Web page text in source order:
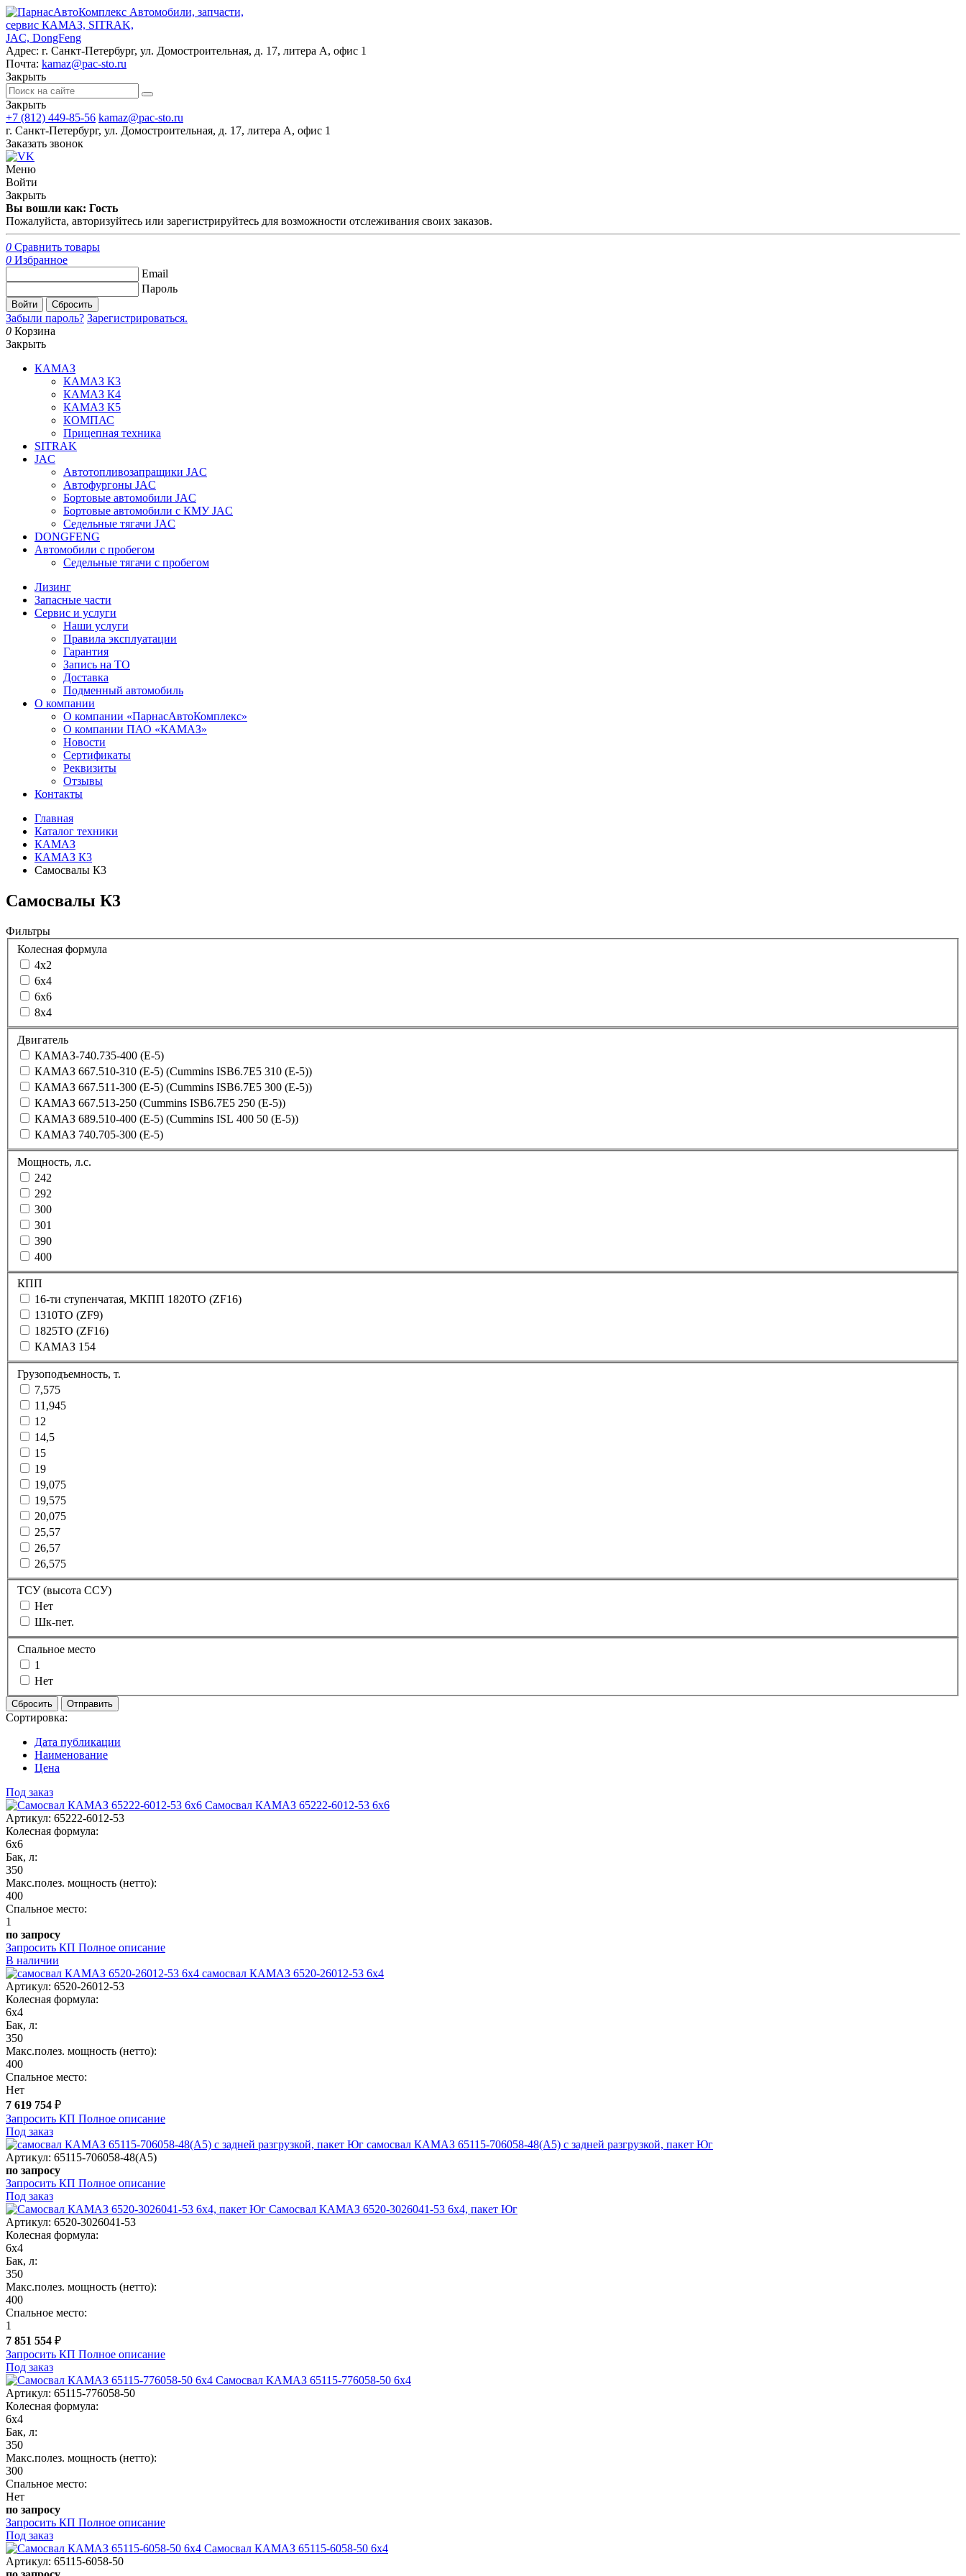
Автомобили, запчасти,
сервис КАМАЗ, SITRAK,
JAC, DongFeng
Адрес: г. Санкт-Петербург, ул. Домостроительная, д. 17, литера А, офис 1
Почта: kamaz@pac-sto.ru
Закрыть
Закрыть
+7 (812) 449-85-56 kamaz@pac-sto.ru
г. Санкт-Петербург, ул. Домостроительная, д. 17, литера А, офис 1
Заказать звонок
Меню
Войти
Закрыть
Вы вошли как: Гость
Пожалуйста, авторизуйтесь или зарегистрируйтесь для возможности отслеживания своих заказов.
0 Сравнить товары
0 Избранное
Email
Пароль
Войти Сбросить
Забыли пароль? Зарегистрироваться.
0 Корзина
Закрыть
КАМАЗ
КАМАЗ К3
КАМАЗ К4
КАМАЗ К5
КОМПАС
Прицепная техника
SITRAK
JAC
Автотопливозапращики JAC
Автофургоны JAC
Бортовые автомобили JAC
Бортовые автомобили с КМУ JAC
Седельные тягачи JAC
DONGFENG
Автомобили с пробегом
Седельные тягачи с пробегом
Лизинг
Запасные части
Сервис и услуги
Наши услуги
Правила эксплуатации
Гарантия
Запись на ТО
Доставка
Подменный автомобиль
О компании
О компании «ПарнасАвтоКомплекс»
О компании ПАО «КАМАЗ»
Новости
Сертификаты
Реквизиты
Отзывы
Контакты
Главная
Каталог техники
КАМАЗ
КАМАЗ К3
Самосвалы К3
Самосвалы К3
Фильтры
Колесная формула
4х2
6х4
6х6
8х4
Двигатель
КАМАЗ-740.735-400 (E-5)
КАМАЗ 667.510-310 (Е-5) (Cummins ISB6.7E5 310 (Е-5))
КАМАЗ 667.511-300 (Е-5) (Cummins ISB6.7E5 300 (Е-5))
КАМАЗ 667.513-250 (Сummins ISB6.7E5 250 (Е-5))
КАМАЗ 689.510-400 (Е-5) (Cummins ISL 400 50 (Е-5))
КАМАЗ 740.705-300 (Е-5)
Мощность, л.с.
242
292
300
301
390
400
КПП
16-ти ступенчатая, МКПП 1820ТО (ZF16)
1310ТО (ZF9)
1825ТО (ZF16)
КАМАЗ 154
Грузоподъемность, т.
7,575
11,945
12
14,5
15
19
19,075
19,575
20,075
25,57
26,57
26,575
ТСУ (высота ССУ)
Нет
Шк-пет.
Спальное место
1
Нет
Сбросить Отправить
Сортировка:
Дата публикации
Наименование
Цена
Под заказ
Самосвал КАМАЗ 65222-6012-53 6х6
Артикул: 65222-6012-53
Колесная формула:
6х6
Бак, л:
350
Макс.полез. мощность (нетто):
400
Спальное место:
1
по запросу
Запросить КП Полное описание
В наличии
самосвал КАМАЗ 6520-26012-53 6х4
Артикул: 6520-26012-53
Колесная формула:
6х4
Бак, л:
350
Макс.полез. мощность (нетто):
400
Спальное место:
Нет
7 619 754 ₽
Запросить КП Полное описание
Под заказ
самосвал КАМАЗ 65115-706058-48(A5) с задней разгрузкой, пакет Юг
Артикул: 65115-706058-48(A5)
по запросу
Запросить КП Полное описание
Под заказ
Самосвал КАМАЗ 6520-3026041-53 6х4, пакет Юг
Артикул: 6520-3026041-53
Колесная формула:
6х4
Бак, л:
350
Макс.полез. мощность (нетто):
400
Спальное место:
1
7 851 554 ₽
Запросить КП Полное описание
Под заказ
Самосвал КАМАЗ 65115-776058-50 6х4
Артикул: 65115-776058-50
Колесная формула:
6х4
Бак, л:
350
Макс.полез. мощность (нетто):
300
Спальное место:
Нет
по запросу
Запросить КП Полное описание
Под заказ
Самосвал КАМАЗ 65115-6058-50 6х4
Артикул: 65115-6058-50